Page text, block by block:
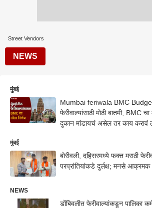
Street Vendors
NEWS
मुंबई
Mumbai feriwala BMC
फेरीवाल्यांसाठी मोठी बातमी, BMC चा
दुकान मांडायचं असेल तर काय करावं
मुंबई
बोरीवली, दहिसरमध्ये फक्त मराठी
परप्रांतियांकडे दुर्लक्ष; मनसे आक्रमक
NEWS
डोंबिवलीत फेरीवाल्यांकडून पालिका